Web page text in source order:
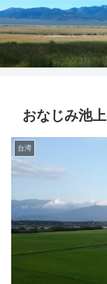
おなじみ池
台湾